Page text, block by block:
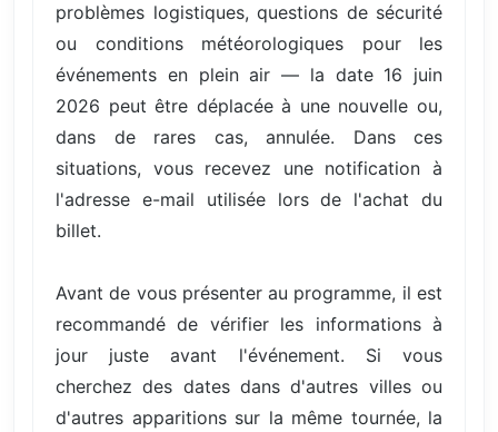
problèmes logistiques, questions de sécurité
ou conditions météorologiques pour les
événements en plein air — la date 16 juin
2026 peut être déplacée à une nouvelle ou,
dans de rares cas, annulée. Dans ces
situations, vous recevez une notification à
l'adresse e-mail utilisée lors de l'achat du
billet.
Avant de vous présenter au programme, il est
recommandé de vérifier les informations à
jour juste avant l'événement. Si vous
cherchez des dates dans d'autres villes ou
d'autres apparitions sur la même tournée, la